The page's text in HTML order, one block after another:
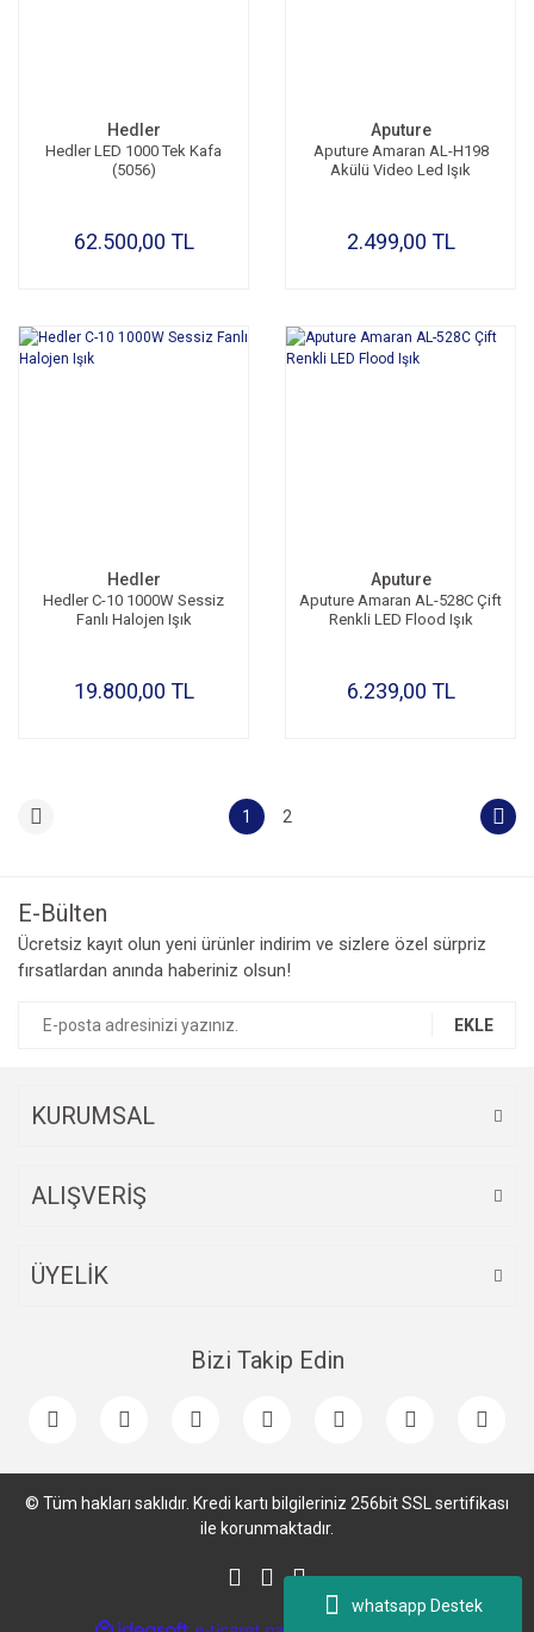
whatsapp Destek
Hedler
Hedler LED 1000 Tek Kafa
(5056)
62.500,00 TL
Aputure
Aputure Amaran AL-H198
Akülü Video Led Işık
2.499,00 TL
Hedler
Hedler C-10 1000W Sessiz
Fanlı Halojen Işık
19.800,00 TL
Aputure
Aputure Amaran AL-528C Çift
Renkli LED Flood Işık
6.239,00 TL
1 2
E-Bülten
Ücretsiz kayıt olun yeni ürünler indirim ve sizlere özel sürpriz
fırsatlardan anında haberiniz olsun!
EKLE
KURUMSAL
ALIŞVERİŞ
ÜYELİK
Bizi Takip Edin
© Tüm hakları saklıdır. Kredi kartı bilgileriniz 256bit SSL sertifikası
ile korunmaktadır.